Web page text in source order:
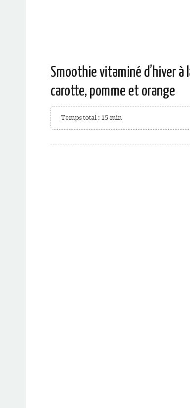
Smoothie vitaminé d’hiver à
carotte, pomme et orange
Temps total : 15 min